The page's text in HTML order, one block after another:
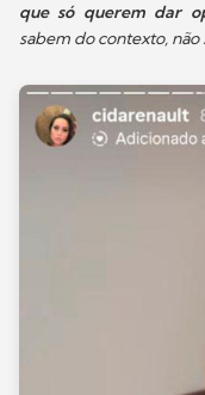
que só querem dar
sabem do contexto, não